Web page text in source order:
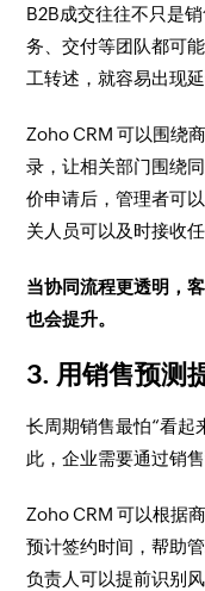
B2B成交往往不只是
务、交付等团队都可
工转述，就容易出现延
Zoho CRM 可以围绕
录，让相关部门围绕
价申请后，管理者可
关人员可以及时接收任
当协同流程更透明，
也会提升。
3. 用销售预测
长周期销售最怕“看起
此，企业需要通过销
Zoho CRM 可以根据
预计签约时间，帮助
负责人可以提前识别风